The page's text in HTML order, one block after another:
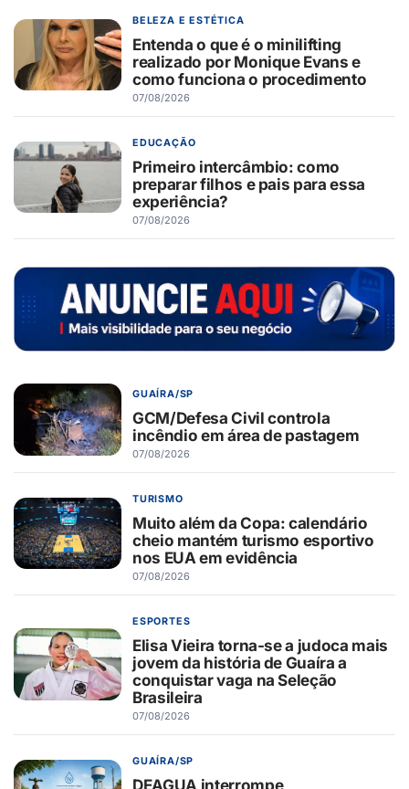
BELEZA E ESTÉTICA
Entenda o que é o minilifting
realizado por Monique Evans e
como funciona o procedimento
07/08/2026
EDUCAÇÃO
Primeiro intercâmbio: como
preparar filhos e pais para essa
experiência?
07/08/2026
GUAÍRA/SP
GCM/Defesa Civil controla
incêndio em área de pastagem
07/08/2026
TURISMO
Muito além da Copa: calendário
cheio mantém turismo esportivo
nos EUA em evidência
07/08/2026
ESPORTES
Elisa Vieira torna-se a judoca mais
jovem da história de Guaíra a
conquistar vaga na Seleção
Brasileira
07/08/2026
GUAÍRA/SP
DEAGUA interrompe